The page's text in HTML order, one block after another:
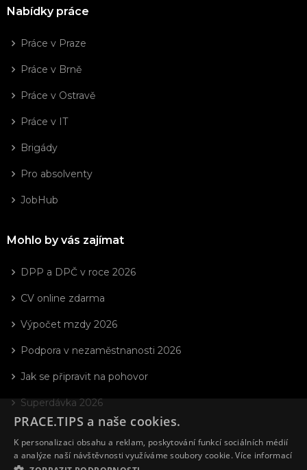
Nabídky práce
Práce v Praze
Práce v Brně
Práce v Ostravě
Práce v IT
Brigády
Pro absolventy
JobHub
Mohlo by vás zajímat
DPP a DPČ v roce 2026
CV online zdarma
Výpočet mzdy 2026
Podpora v nezaměstnanosti 2026
Jak se připravit na pohovor
Superdávka 2026
PRACE.TIPS a naše cookies.
K personalizaci obsahu a reklam, poskytování funkcí sociálních médií
a analýze naší návštěvnosti využíváme soubory cookie.Více informací